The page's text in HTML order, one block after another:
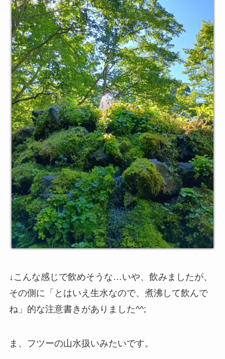
↓こんな感じで飲めそうな…いや、飲みましたが、
その側に「とはいえ生水なので、煮沸して飲んで
ね」的な注意書きがありました^^;
ま、フツーの山水扱いみたいです。